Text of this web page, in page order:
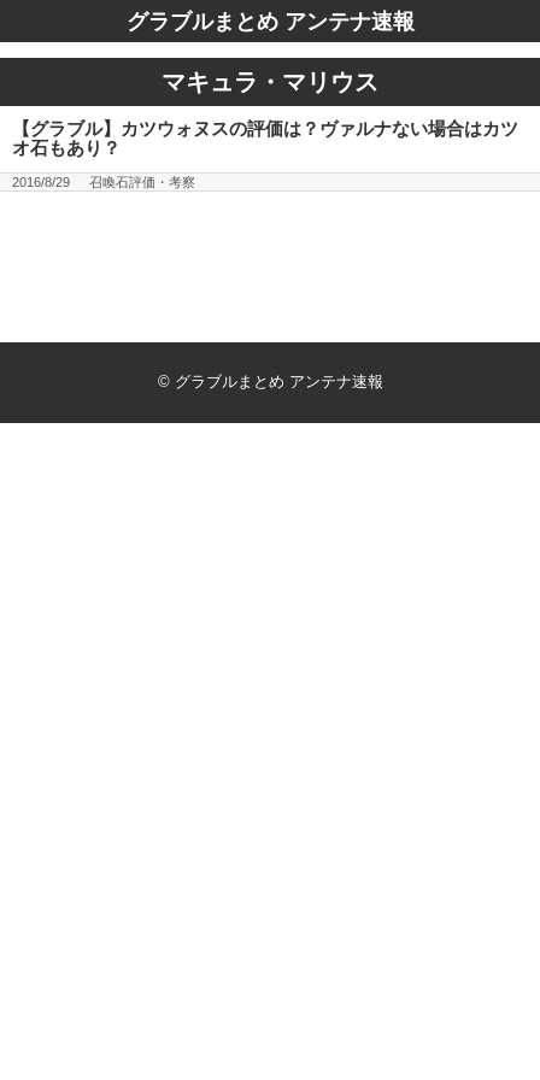
グラブルまとめ アンテナ速報
マキュラ・マリウス
【グラブル】カツウォヌスの評価は？ヴァルナない場合はカツ
オ石もあり？
2016/8/29 召喚石評価・考察
© グラブルまとめ アンテナ速報